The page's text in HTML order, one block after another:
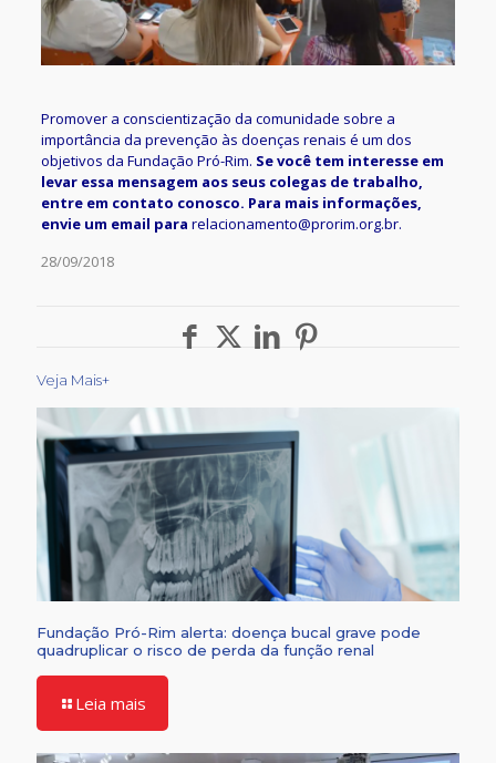
Promover a conscientização da comunidade sobre a
importância da prevenção às doenças renais é um dos
objetivos da Fundação Pró-Rim. Se você tem interesse em
levar essa mensagem aos seus colegas de trabalho,
entre em contato conosco. Para mais informações,
envie um email para relacionamento@prorim.org.br.
28/09/2018
Veja Mais+
Fundação Pró-Rim alerta: doença bucal grave pode
quadruplicar o risco de perda da função renal
Leia mais